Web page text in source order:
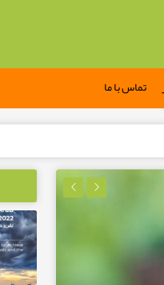
تماس با ما